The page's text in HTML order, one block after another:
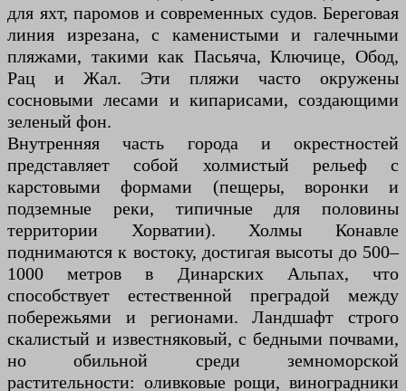
для яхт, паромов и современных судов. Береговая
линия изрезана, с каменистыми и галечными
пляжами, такими как Пасьяча, Ключице, Обод,
Рац и Жал. Эти пляжи часто окружены
сосновыми лесами и кипарисами, создающими
зеленый фон.
Внутренняя часть города и окрестностей
представляет собой холмистый рельеф с
карстовыми формами (пещеры, воронки и
подземные реки, типичные для половины
территории Хорватии). Холмы Конавле
поднимаются к востоку, достигая высоты до 500–
1000 метров в Динарских Альпах, что
способствует естественной преградой между
побережьями и регионами. Ландшафт строго
скалистый и известняковый, с бедными почвами,
но обильной среди земноморской
растительности: оливковые рощи, виноградники